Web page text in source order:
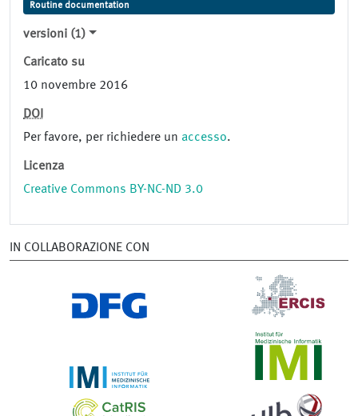
Routine documentation
versioni (1)
Caricato su
10 novembre 2016
DOI
Per favore, per richiedere un accesso.
Licenza
Creative Commons BY-NC-ND 3.0
IN COLLABORAZIONE CON